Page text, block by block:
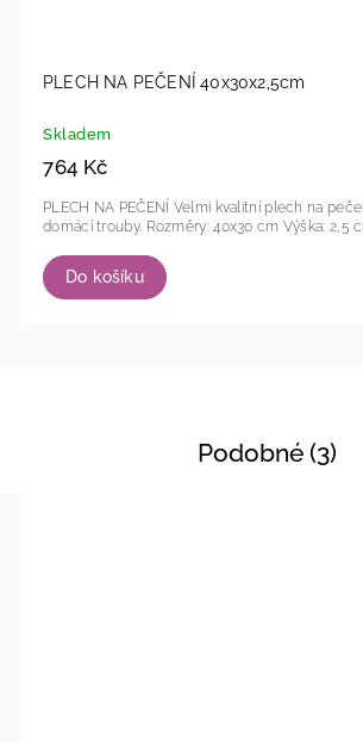
PLECH NA PEČENÍ 40x30x2,5cm
Skladem
764 Kč
Do košíku
PLECH NA PEČENÍ Velmi kvalitní plech na pečení do stadartní
domácí trouby. Rozměry: 40x30 cm Výška:
Podobné (3)